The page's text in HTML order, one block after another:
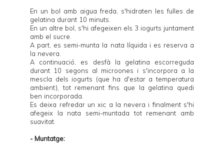
En un bol amb aigua freda, s'hidraten les fulles de
gelatina durant 10 minuts.
En un altre bol, s'hi afegeixen els 3 iogurts juntament
amb el sucre.
A part, es semi-munta la nata líquida i es reserva a
la nevera.
A continuació, es desfà la gelatina escorreguda
durant 10 segons al microones i s'incorpora a la
mescla dels iogurts (que ha d'estar a temperatura
ambient), tot remenant fins que la gelatina quedi
ben incorporada.
Es deixa refredar un xic a la nevera i finalment s'hi
afegeix la nata semi-muntada tot remenant amb
suavitat.
- Muntatge: